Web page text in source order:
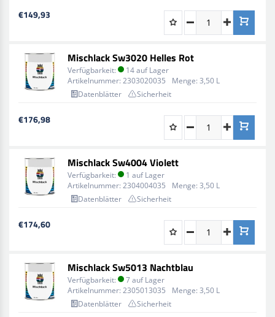
€149,93
Mischlack Sw3020 Helles Rot
Verfügbarkeit:
14 auf Lager
Artikelnummer: 2303020035 Menge: 3,50 L
Datenblätter
Sicherheit
€176,98
Mischlack Sw4004 Violett
Verfügbarkeit:
1 auf Lager
Artikelnummer: 2304004035 Menge: 3,50 L
Datenblätter
Sicherheit
€174,60
Mischlack Sw5013 Nachtblau
Verfügbarkeit:
7 auf Lager
Artikelnummer: 2305013035 Menge: 3,50 L
Datenblätter
Sicherheit